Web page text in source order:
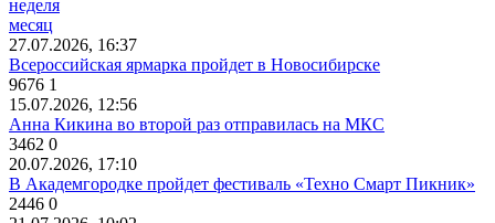
неделя
месяц
27.07.2026, 16:37
Всероссийская ярмарка пройдет в Новосибирске
9676 1
15.07.2026, 12:56
Анна Кикина во второй раз отправилась на МКС
3462 0
20.07.2026, 17:10
В Академгородке пройдет фестиваль «Техно Смарт Пикник»
2446 0